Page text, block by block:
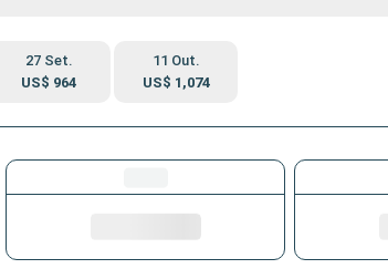
27 Set.
US$ 964
11 Out.
US$ 1,074